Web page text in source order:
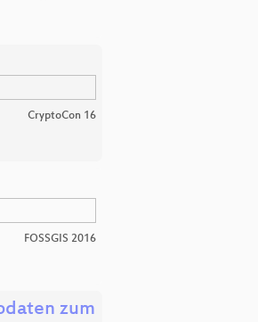
CryptoCon 16
FOSSGIS 2016
zum